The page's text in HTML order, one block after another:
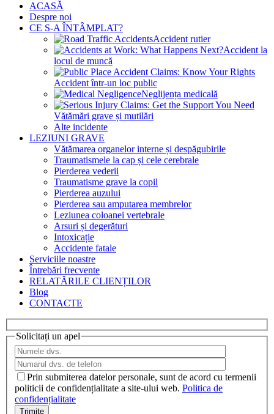
ACASĂ
Despre noi
CE S-A ÎNTÂMPLAT?
Accident rutier
Accident la
locul de muncă
Accident într-un loc public
Neglijența medicală
Vătămări grave și mutilări
Alte incidente
LEZIUNI GRAVE
Vătămarea organelor interne și despăgubirile
Traumatismele la cap și cele cerebrale
Pierderea vederii
Traumatisme grave la copil
Pierderea auzului
Pierderea sau amputarea membrelor
Leziunea coloanei vertebrale
Arsuri și degerături
Intoxicație
Accidente fatale
Serviciile noastre
Întrebări frecvente
RELATĂRILE CLIENȚILOR
Blog
CONTACTE
Solicitați un apel
Prin submiterea datelor personale, sunt de acord cu termenii
politicii de confidențialitate a site-ului web. Politica de
confidențialitate